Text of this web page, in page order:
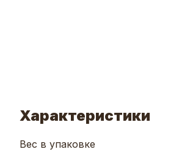
Характеристики
Вес в упаковке